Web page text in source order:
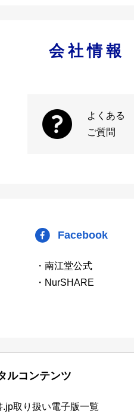
会社情報
よくある
ご質問
Facebook
・南江堂公式
・NurSHARE
ルコンテンツ
.jp取り扱い電子版一覧